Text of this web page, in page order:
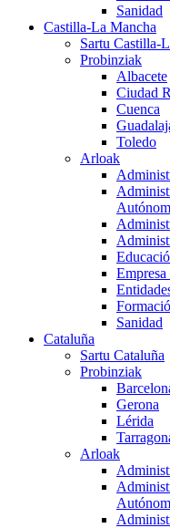
Sanidad
Castilla-La Mancha
Sartu Castilla-
Probinziak
Albacete
Ciudad
Cuenca
Toledo
Arloak
Empresa
Sanidad
Cataluña
Sartu Cataluña
Probinziak
Gerona
Lérida
Arloak